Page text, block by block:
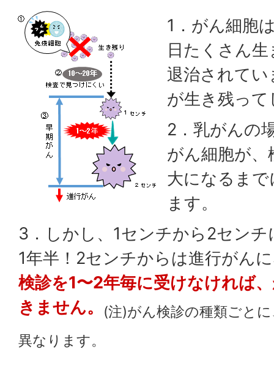
1．がん細胞
日たくさん
退治されて
が生き残っ
2．乳がんの
がん細胞が
大になるま
ます。
3．しかし、1センチから2セン
1年半！2センチからは進行がん
検診を1〜2年毎に受けなければ
きません。
(注)がん検診の種類ごと
異なります。